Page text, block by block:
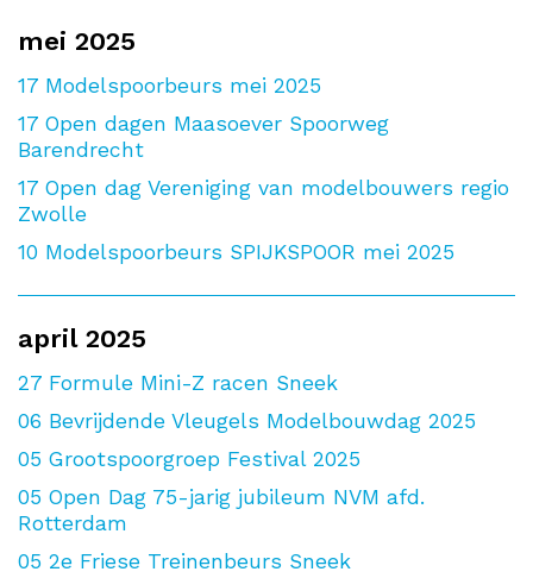
mei 2025
17 Modelspoorbeurs mei 2025
17 Open dagen Maasoever Spoorweg
Barendrecht
17 Open dag Vereniging van modelbouwers regio
Zwolle
10 Modelspoorbeurs SPIJKSPOOR mei 2025
april 2025
27 Formule Mini-Z racen Sneek
06 Bevrijdende Vleugels Modelbouwdag 2025
05 Grootspoorgroep Festival 2025
05 Open Dag 75-jarig jubileum NVM afd.
Rotterdam
05 2e Friese Treinenbeurs Sneek